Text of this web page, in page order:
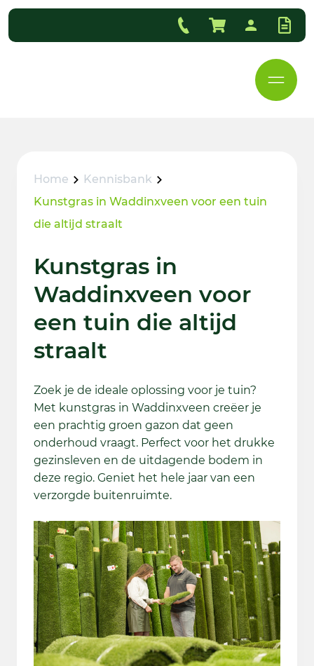
Home
Kennisbank
Kunstgras in Waddinxveen voor een tuin
die altijd straalt
Kunstgras in
Waddinxveen voor
een tuin die altijd
straalt
Zoek je de ideale oplossing voor je tuin?
Met kunstgras in Waddinxveen creëer je
een prachtig groen gazon dat geen
onderhoud vraagt. Perfect voor het drukke
gezinsleven en de uitdagende bodem in
deze regio. Geniet het hele jaar van een
verzorgde buitenruimte.